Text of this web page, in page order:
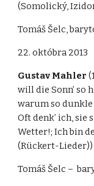
(Somolický,
Tomáš Šelc,
22. októbra 2013
Gustav Mahler
will die Sonn’ so
warum so dunkle
Oft denk’ ich, sie
Wetter!; Ich bin
(Rückert-Lieder))
Tomáš Šelc –